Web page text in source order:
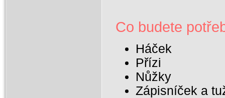
Co budete
Háček
Přízi
Nůžky
Zápisníček a